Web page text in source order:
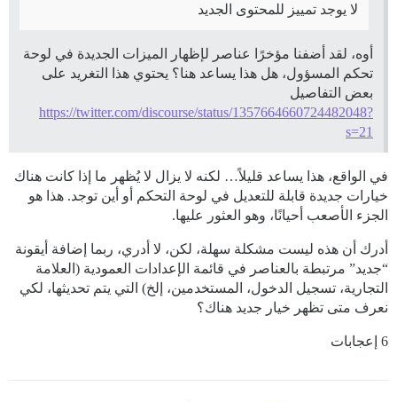
لا يوجد تمييز للمحتوى الجديد
أوه، لقد أضفنا مؤخرًا عناصر لإظهار الميزات الجديدة في لوحة
تحكم المسؤول، هل هذا يساعد هنا؟ يحتوي هذا التغريد على
بعض التفاصيل
https://twitter.com/discourse/status/1357664660724482048?
s=21
في الواقع، هذا يساعد قليلاً… لكنه لا يزال لا يُظهر ما إذا كانت هناك
خيارات جديدة قابلة للتعديل في لوحة التحكم أو أين توجد. هذا هو
الجزء الأصعب أحيانًا، وهو العثور عليها.
أدرك أن هذه ليست مشكلة سهلة، لكن، لا أدري، ربما إضافة أيقونة
“جديد” مرتبطة بالعناصر في قائمة الإعدادات العمودية (العلامة
التجارية، تسجيل الدخول، المستخدمين، إلخ) التي يتم تحديثها، لكي
نعرف متى تظهر خيار جديد هناك؟
6 إعجابات